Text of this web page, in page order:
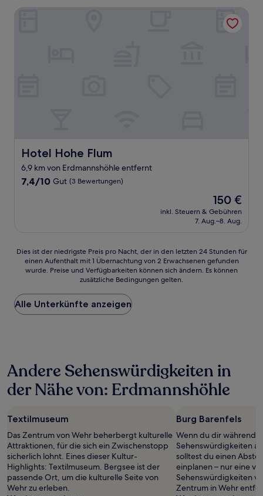
Hotel Hohe Flum
Hotel Hohe Flum
6,9 km von Erdmannshöhle entfernt
7.4
7,4/10 Gut (3 Bewertungen)
Der
Preis
beträgt
150 €
inkl. Steuern & Gebühren
7. Aug.–8. Aug.
Dies
der
Preis
pro
Nacht,
24 Stunden
für
einen
1 Übernachtung
von
2 Erwachsenen
gefunden
wurde.
Preise
und
Dies ist der niedrigste Preis pro Nacht, der in den letzten 24 Stunden für
einen Aufenthalt mit 1 Übernachtung von 2 Erwachsenen gefunden
wurde. Preise und Verfügbarkeiten können sich ändern. Es können
zusätzliche Bedingungen gelten.
Alle Unterkünfte anzeigen
Andere Sehenswürdigkeiten in
der Nähe von: Erdmannshöhle
Textilmuseum
Das Zentrum von Wehr beherbergt kulturelle
Attraktionen, für die sich ein Zwischenstopp
sicherlich lohnt. Eines dieser Kultur-
Highlights: Textilmuseum. Bergsee ist der
passende Ort, um die kulturelle Seite von
Wehr zu erleben.
Burg Barenfels
Wenn du dir während
Sehenswürdigkeiten
solltest du einen
einplanen – nur eine
Sehenswürdigkeiten
Zentrum in Wehr